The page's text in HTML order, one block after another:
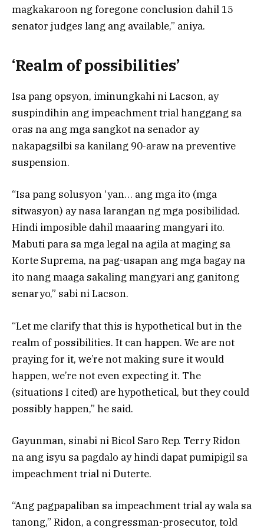
magkakaroon ng foregone conclusion dahil 15
senator judges lang ang available,” aniya.
‘Realm of possibilities’
Isa pang opsyon, iminungkahi ni Lacson, ay
suspindihin ang impeachment trial hanggang sa
oras na ang mga sangkot na senador ay
nakapagsilbi sa kanilang 90-araw na preventive
suspension.
“Isa pang solusyon ‘yan… ang mga ito (mga
sitwasyon) ay nasa larangan ng mga posibilidad.
Hindi imposible dahil maaaring mangyari ito.
Mabuti para sa mga legal na agila at maging sa
Korte Suprema, na pag-usapan ang mga bagay na
ito nang maaga sakaling mangyari ang ganitong
senaryo,” sabi ni Lacson.
“Let me clarify that this is hypothetical but in the
realm of possibilities. It can happen. We are not
praying for it, we’re not making sure it would
happen, we’re not even expecting it. The
(situations I cited) are hypothetical, but they could
possibly happen,” he said.
Gayunman, sinabi ni Bicol Saro Rep. Terry Ridon
na ang isyu sa pagdalo ay hindi dapat pumipigil sa
impeachment trial ni Duterte.
“Ang pagpapaliban sa impeachment trial ay wala sa
tanong,” Ridon, a congressman-prosecutor, told